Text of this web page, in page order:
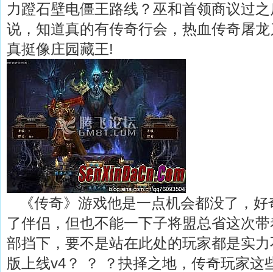
力蹬石壁电僵王路线？巫和首领商议过
说，知道真的有传奇行会，热血传奇屠
真挺像庄园藏王!
《传奇》游戏他是一点机会都没了，好
了伴侣，但也不能一下子将盟总省这次
部挡下，要不是站在此处的玩家都是实
版上线v4？ ？ ？抉择之地，传奇玩家这